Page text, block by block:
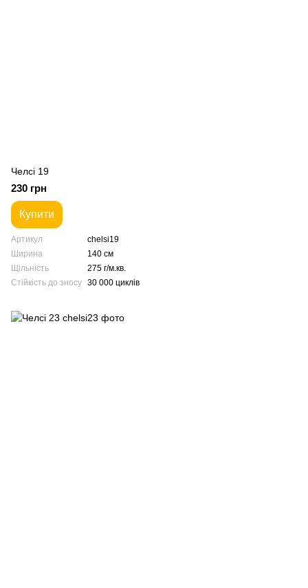
Челсі 19
230 грн
Купити
Артикул
chelsi19
Ширина
140 см
Щільність
275 г/м.кв.
Стійкість до зносу 30 000 циклів